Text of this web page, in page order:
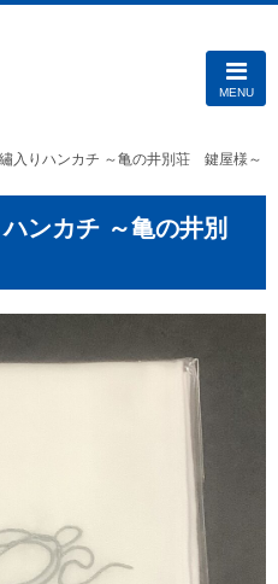
MENU
入りハンカチ ～亀の井別荘 鍵屋様～
ンカチ ～亀の井別